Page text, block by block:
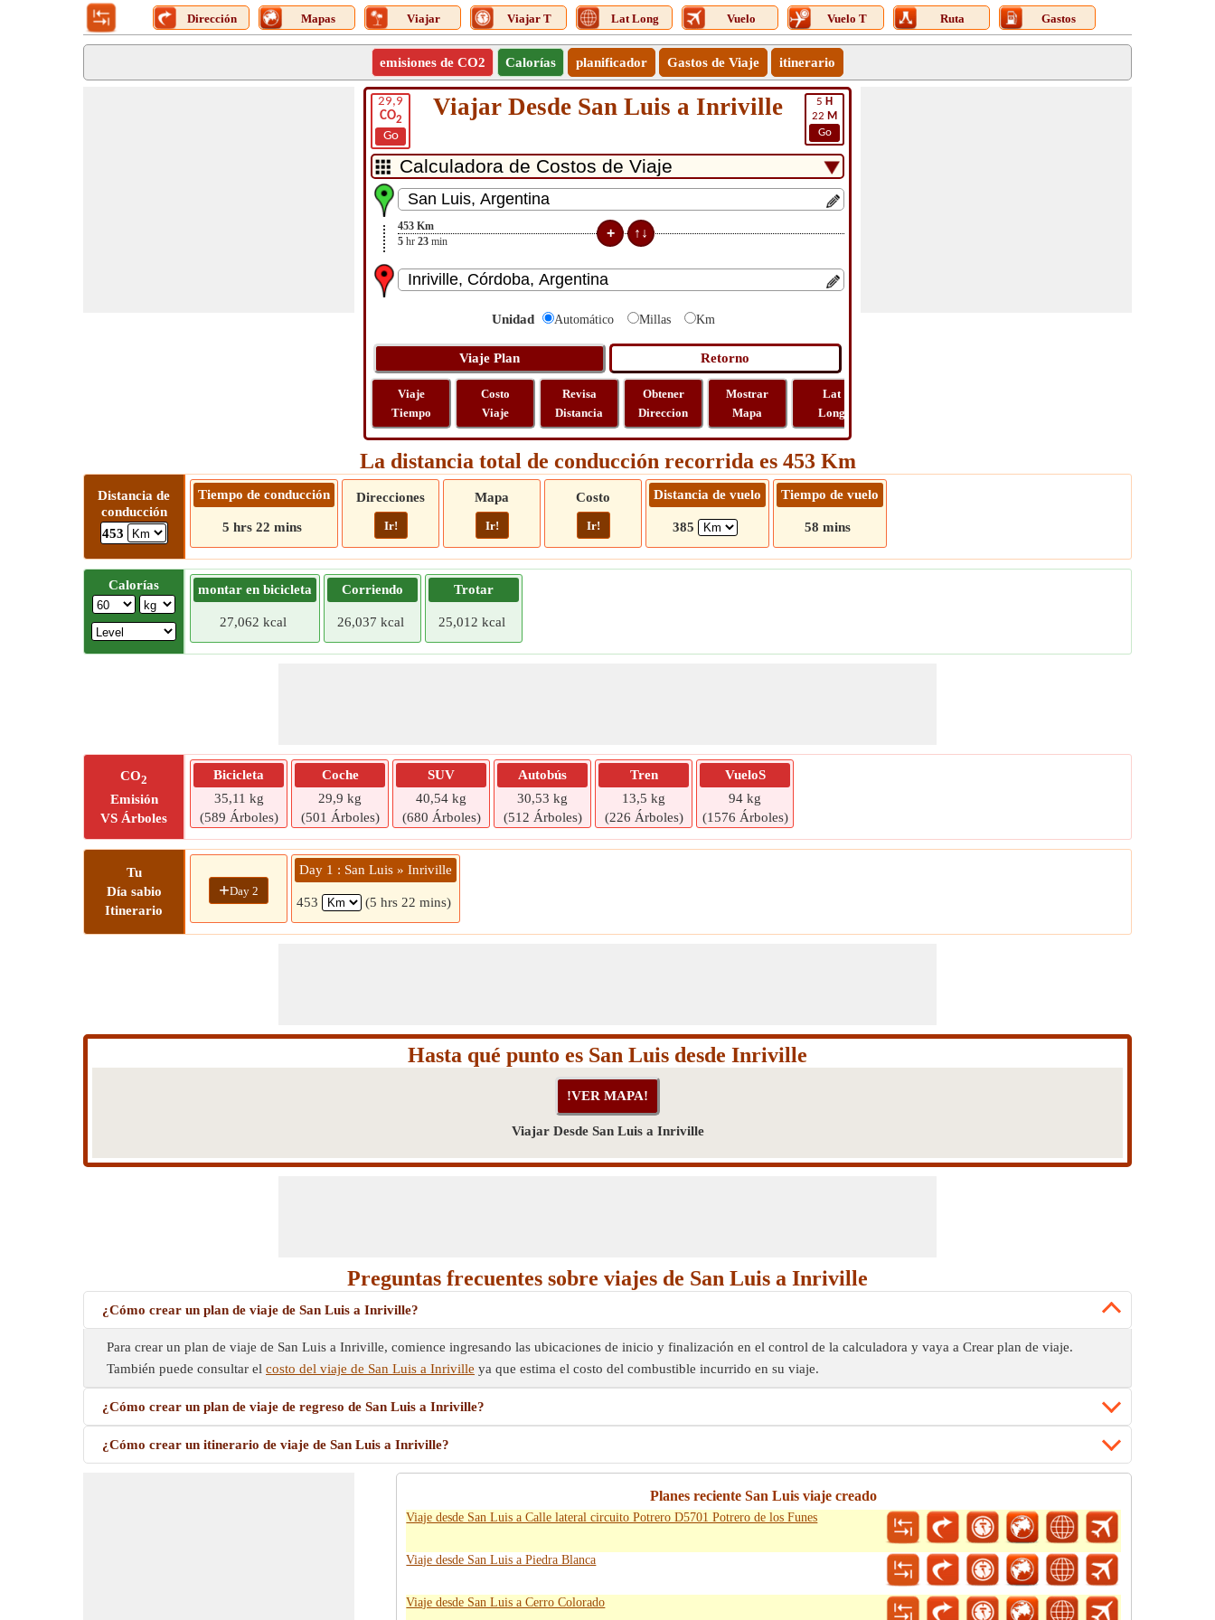
Dirección Mapas Viajar Viajar T Lat Long Vuelo Vuelo T Ruta Gastos
emisiones de CO2 Calorías planificador Gastos de Viaje itinerario
29,9
CO2
Go
5 H
22 M
Go
Viajar Desde San Luis a Inriville
453 Km
5 hr 23 min
Unidad Automático Millas Km
Viaje
Tiempo
Costo
Viaje
Revisa
Distancia
Obtener
Direccion
Mostrar
Mapa
Lat
Long
La distancia total de conducción recorrida es 453 Km
Distancia de
conducción
453
Tiempo de conducción
5 hrs 22 mins
Direcciones
Ir!
Mapa
Ir!
Costo
Ir!
Distancia de vuelo
385
Tiempo de vuelo
58 mins
Calorías montar en bicicleta
27,062 kcal
Corriendo
26,037 kcal
Trotar
25,012 kcal
CO2
Emisión
VS Árboles
Bicicleta
35,11 kg
(589 Árboles)
Coche
29,9 kg
(501 Árboles)
SUV
40,54 kg
(680 Árboles)
Autobús
30,53 kg
(512 Árboles)
Tren
13,5 kg
(226 Árboles)
VueloS
94 kg
(1576 Árboles)
Tu
Día sabio
Itinerario
+Day 2
Day 1 : San Luis » Inriville
453 (5 hrs 22 mins)
Hasta qué punto es San Luis desde Inriville
Viajar Desde San Luis a Inriville
Preguntas frecuentes sobre viajes de San Luis a Inriville
¿Cómo crear un plan de viaje de San Luis a Inriville?
Para crear un plan de viaje de San Luis a Inriville, comience ingresando las ubicaciones de inicio y finalización en el control de la calculadora y vaya a Crear plan de viaje.
También puede consultar el costo del viaje de San Luis a Inriville ya que estima el costo del combustible incurrido en su viaje.
¿Cómo crear un plan de viaje de regreso de San Luis a Inriville?
¿Cómo crear un itinerario de viaje de San Luis a Inriville?
Planes reciente San Luis viaje creado
Viaje desde San Luis a Calle lateral circuito Potrero D5701 Potrero de los Funes
Viaje desde San Luis a Piedra Blanca
Viaje desde San Luis a Cerro Colorado